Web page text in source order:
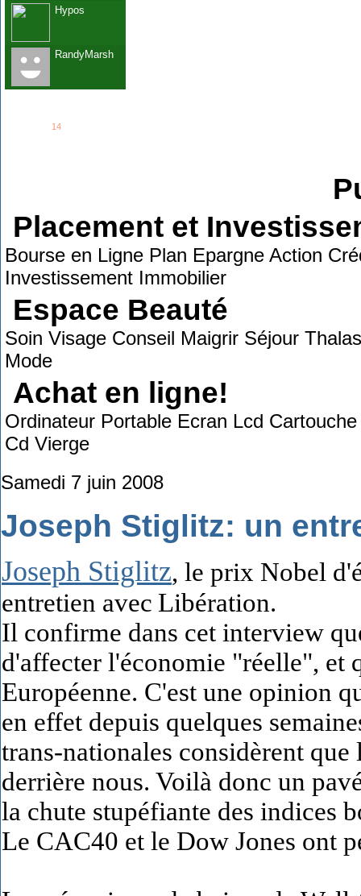
Hypos
RandyMarsh
14members...
Placement et
Bourse en Ligne Plan Epargne Action
Investissement Immobilier
Espace Beauté
Soin Visage Conseil Maigrir Séjour
Mode
Achat en ligne!
Ordinateur Portable Ecran Lcd
Cd Vierge
Samedi 7 juin 2008
Joseph Stiglitz: un
Joseph Stiglitz, le prix Nobel
entretien avec Libération.
Il confirme dans cet interview
d'affecter l'économie "réelle", et
Européenne. C'est une opinion
en effet depuis quelques
trans-nationales considèrent
derrière nous. Voilà donc un
la chute stupéfiante des indices
Le CAC40 et le Dow Jones ont